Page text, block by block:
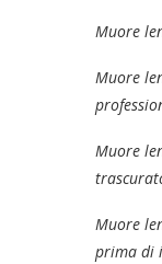
Muore
Muore
Muore
Muore
prima di